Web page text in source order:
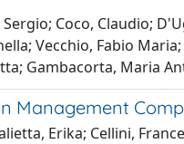
Coco, Claudio;
Vecchio, Fabio
Gambacorta, Maria
Management
Erika; Cellini,